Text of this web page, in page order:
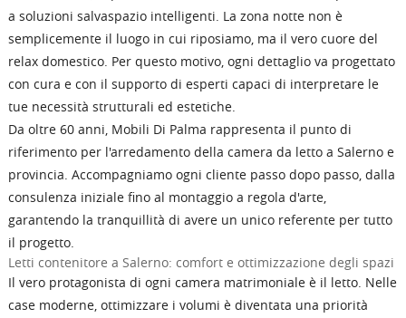
a soluzioni salvaspazio intelligenti. La zona notte non è
semplicemente il luogo in cui riposiamo, ma il vero cuore del
relax domestico. Per questo motivo, ogni dettaglio va progettato
con cura e con il supporto di esperti capaci di interpretare le
tue necessità strutturali ed estetiche.
Da oltre 60 anni, Mobili Di Palma rappresenta il punto di
riferimento per l'arredamento della camera da letto a Salerno e
provincia. Accompagniamo ogni cliente passo dopo passo, dalla
consulenza iniziale fino al montaggio a regola d'arte,
garantendo la tranquillità di avere un unico referente per tutto
il progetto.
Letti contenitore a Salerno: comfort e ottimizzazione degli spazi
Il vero protagonista di ogni camera matrimoniale è il letto. Nelle
case moderne, ottimizzare i volumi è diventata una priorità